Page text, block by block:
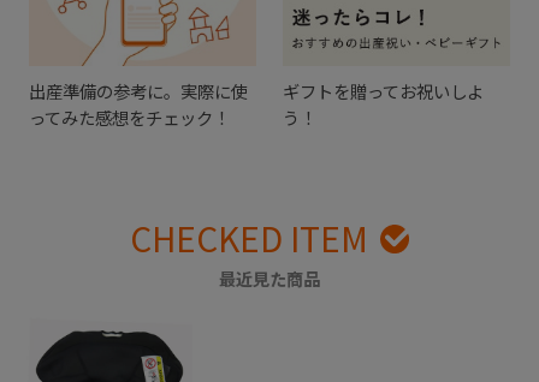
出産準備の参考に。実際に使
ってみた感想をチェック！
ギフトを贈ってお祝いしよ
う！
CHECKED ITEM
最近見た商品